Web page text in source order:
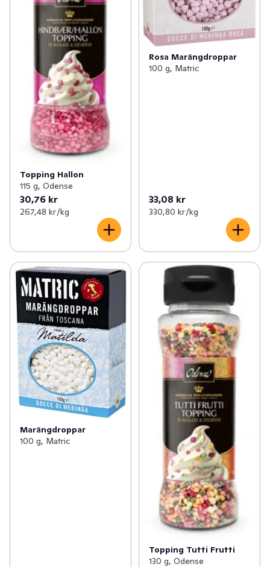
Topping Hallon
115 g, Odense
30,76 kr
267,48 kr /kg
Rosa Marängdroppar
100 g, Matric
33,08 kr
330,80 kr /kg
Marängdroppar
100 g, Matric
Topping Tutti Frutti
130 g, Odense